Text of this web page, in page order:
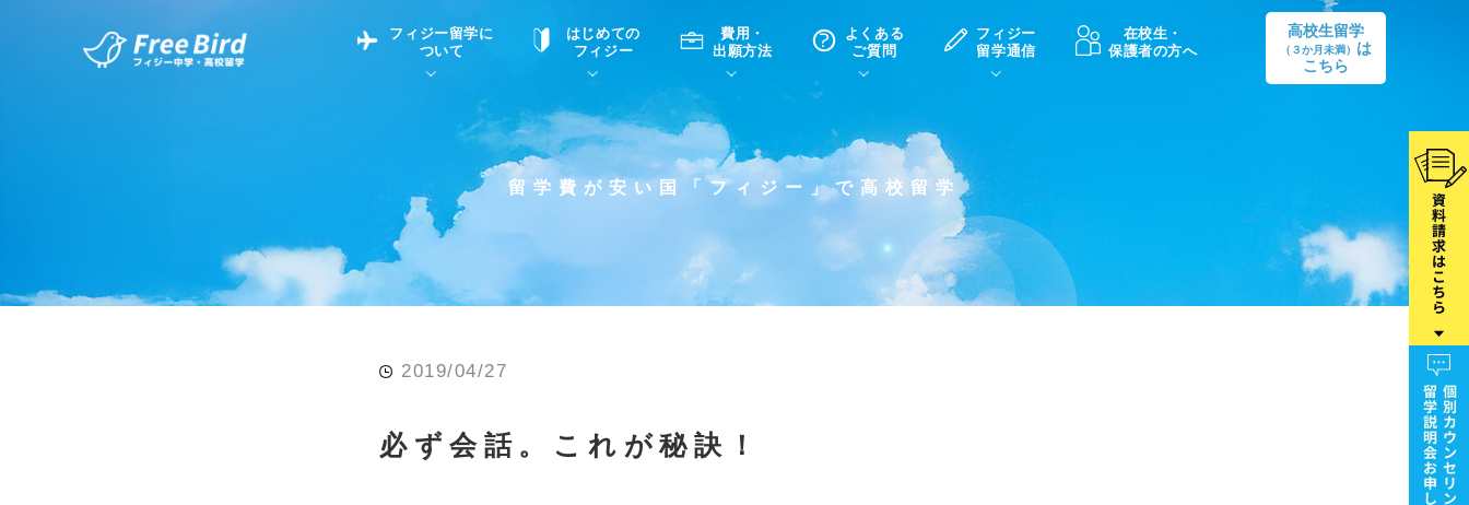
フィジー留学に
ついて
フィジー留学について 中学・高校留学の意義
はじめての
フィジー
滞在先
費用・
出願方法
高校留学
よくある
ご質問
フィジーでの生活Q&A ホームステイQ&A
現地高校Q&A
英語についてQ&A
フィジー
留学通信
フィジー留学通信TOP 学生インタビュー（在校生）
留学コラム
在校生・
保護者の方へ
高校生留学
（３か月未満）
は
こちら
留学費が安い国「フィジー」で高校留学
2019/04/27
必ず会話。これが秘訣！